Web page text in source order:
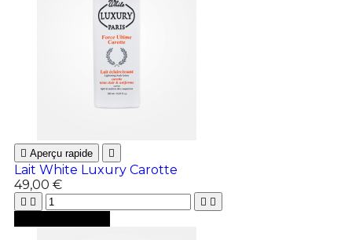
 Aperçu rapide 
Lait White Luxury Carotte
49,00 €
   